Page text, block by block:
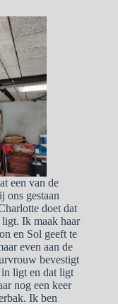
een van de
ons gestaan
doet dat
Ik maak haar
en Sol geeft te
even aan de
bevestigt
in ligt en dat ligt
nog een keer
Ik ben